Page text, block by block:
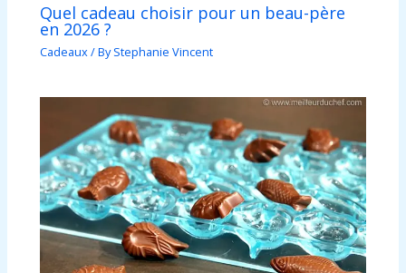
Quel cadeau choisir pour un beau-père
en 2026 ?
Cadeaux/ ByStephanie Vincent